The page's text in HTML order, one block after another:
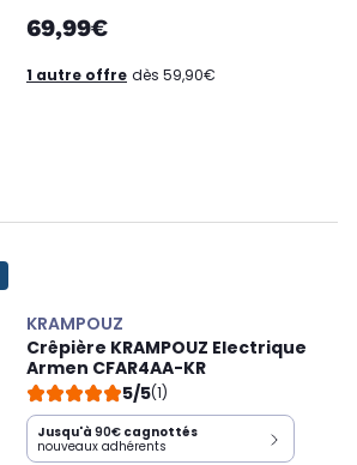
69,99€
1 autre offre dès 59,90€
KRAMPOUZ
Crêpière KRAMPOUZ Electrique
Armen CFAR4AA-KR
5/5(1)
Jusqu'à 90€ cagnottés
nouveaux adhérents